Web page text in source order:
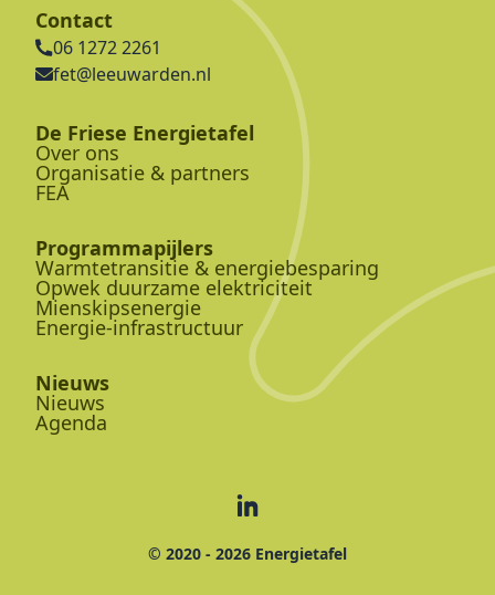
De Friese Energietafel
Over ons
Organisatie & partners
FEA
Programmapijlers
Warmtetransitie & energiebesparing
Opwek duurzame elektriciteit
Mienskipsenergie
Energie-infrastructuur
Nieuws
Nieuws
Agenda
Contact
06 1272 2261
fet@leeuwarden.nl
© 2020 - 2026 Energietafel